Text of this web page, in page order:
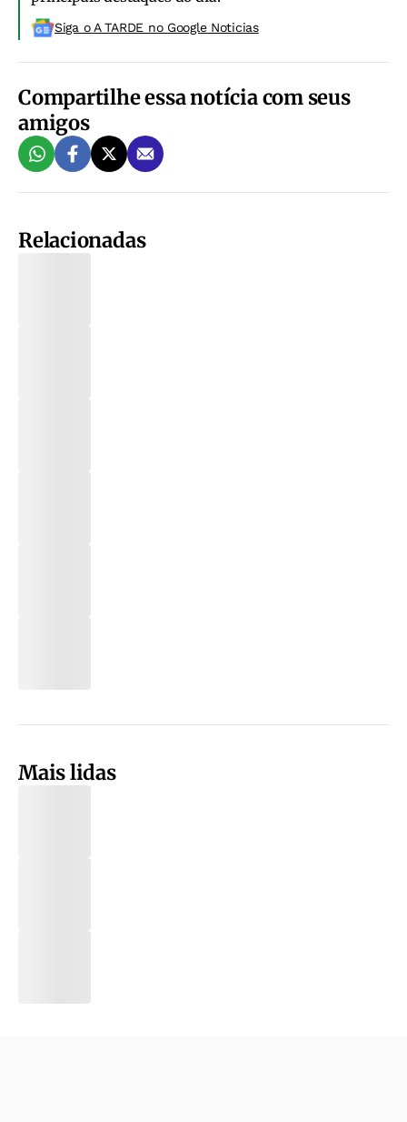
Siga o A TARDE no Google Noticias
Compartilhe essa notícia com seus
amigos
Relacionadas
Mais lidas